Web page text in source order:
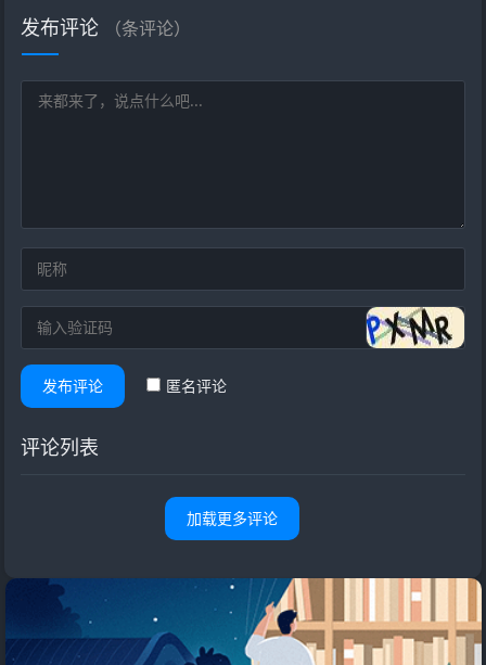
发布评论 （条评论）
发布评论 匿名评论
评论列表
加载更多评论